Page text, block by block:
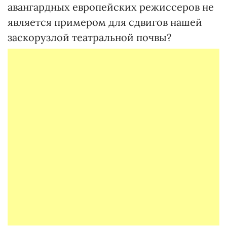
авангардных европейских режиссеров не
является примером для сдвигов нашей
заскорузлой театральной почвы?